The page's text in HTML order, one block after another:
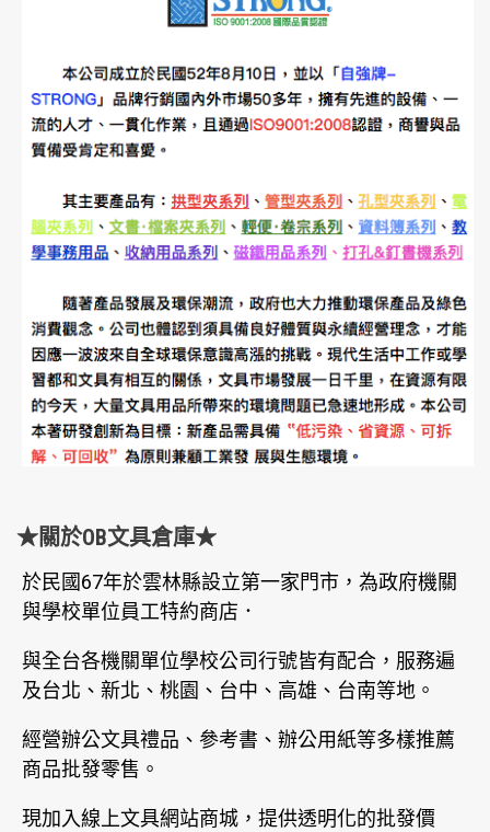
★關於OB文具倉庫★
於民國67年於雲林縣設立第一家門市，為政府機關
與學校單位員工特約商店．
與全台各機關單位學校公司行號皆有配合，服務遍
及台北、新北、桃園、台中、高雄、台南等地。
經營辦公文具禮品、參考書、辦公用紙等多樣推薦
商品批發零售。
現加入線上文具網站商城，提供透明化的批發價